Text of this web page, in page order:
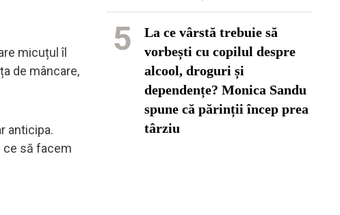
micuțul îl
de mâncare,
anticipa.
ce să facem
5
La ce vârstă trebuie să
vorbești cu copilul despre
alcool, droguri și
dependențe? Monica Sandu
spune că părinții încep prea
târziu